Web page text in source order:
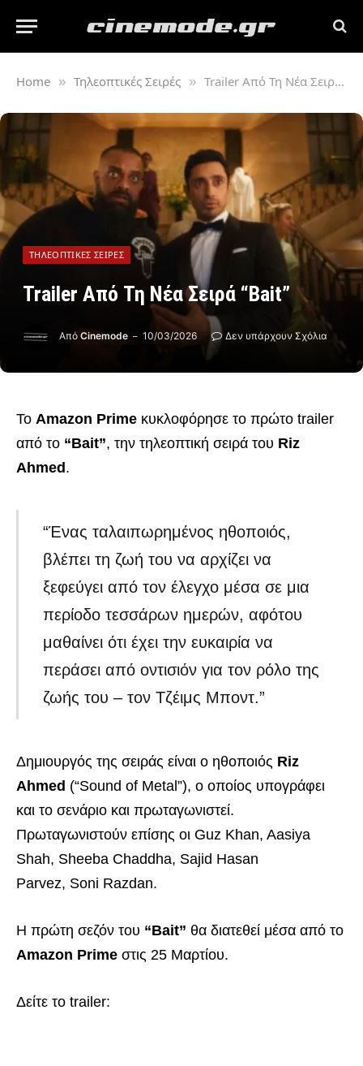
Home » Τηλεοπτικές Σειρές » Trailer Από Τη Νέα Σειρά “Bait”
ΤΗΛΕΟΠΤΙΚΈΣ ΣΕΙΡΈΣ
Trailer Από Τη Νέα Σειρά “Bait”
Από Cinemode 10/03/2026 Δεν υπάρχουν Σχόλια
Το Amazon Prime κυκλοφόρησε το πρώτο trailer
από το “Bait”, την τηλεοπτική σειρά του Riz
Ahmed .
“Ένας ταλαιπωρημένος ηθοποιός,
βλέπει τη ζωή του να αρχίζει να
ξεφεύγει από τον έλεγχο μέσα σε μια
περίοδο τεσσάρων ημερών, αφότου
μαθαίνει ότι έχει την ευκαιρία να
περάσει από οντισιόν για τον ρόλο της
ζωής του – τον Τζέιμς Μποντ.”
Δημιουργός της σειράς είναι ο ηθοποιός Riz
Ahmed (“Sound of Metal”), ο οποίος υπογράφει
και το σενάριο και πρωταγωνιστεί.
Πρωταγωνιστούν επίσης οι Guz Khan, Aasiya
Shah, Sheeba Chaddha, Sajid Hasan
Parvez, Soni Razdan.
Η πρώτη σεζόν του “Bait” θα διατεθεί μέσα από το
Amazon Prime στις 25 Μαρτίου.
Δείτε το trailer: